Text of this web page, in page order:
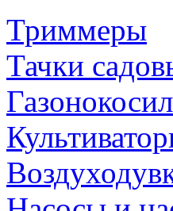
Триммеры
Тачки